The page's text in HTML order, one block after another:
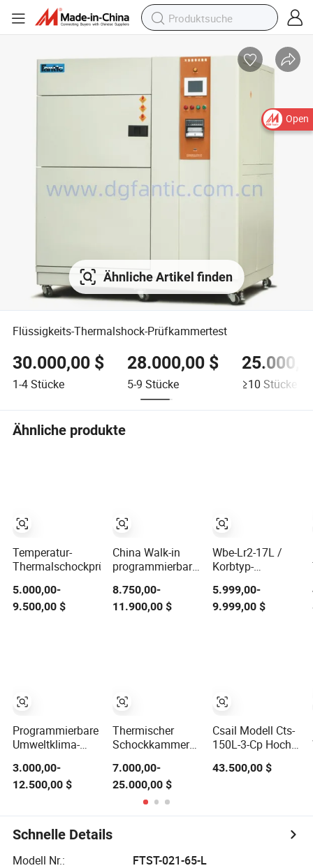
Open
Ähnliche Artikel finden
Flüssigkeits-Thermalshock-Prüfkammertest
30.000,00 $
1-4Stücke
28.000,00 $
5-9 Stücke ≥10 Stücke
Ähnliche produkte
Temperatur-
Thermalschockprüfkammer
5.000,00-
9.500,00 $
Programmierbare
Umweltklima-
schnelle
Temperaturänderung
Klimamaschine
Ausrüstung
/Hohe und
niedrige
3.000,00-
12.500,00 $
China Walk-in
programmierbare
Simulations-
Hitzealterungszyklus-
8.750,00-
11.900,00 $
Thermischer
Schockkammer
Temperatur
Feuchtigkeit
Klimatischer
Schrank
7.000,00-
25.000,00 $
Wbe-Lr2-17L /
Korbtyp-
für Chip- und
5.999,00-
9.999,00 $
Csail Modell Cts-
150L-3-Cp Hoch-
Niedertemperatur-
Drei-Kammer-
43.500,00 $
Schnelle Details
Modell Nr.:
FTST-021-65-L